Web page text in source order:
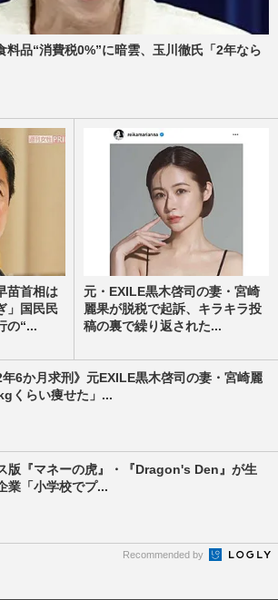
料品“消費税0%”に暗雲、玉川徹氏「2年なら
苗首相は
」国民民
の“...
元・EXILE黒木啓司の妻・宮崎
麗果が脱税で起訴、キラキラ投
稿の裏で繰り返された...
年6か月求刑》元EXILE黒木啓司の妻・宮崎麗
くらい痩せた」...
版『マネーの虎』・『Dragon's Den』が生
業「小学校でプ...
Recommended by